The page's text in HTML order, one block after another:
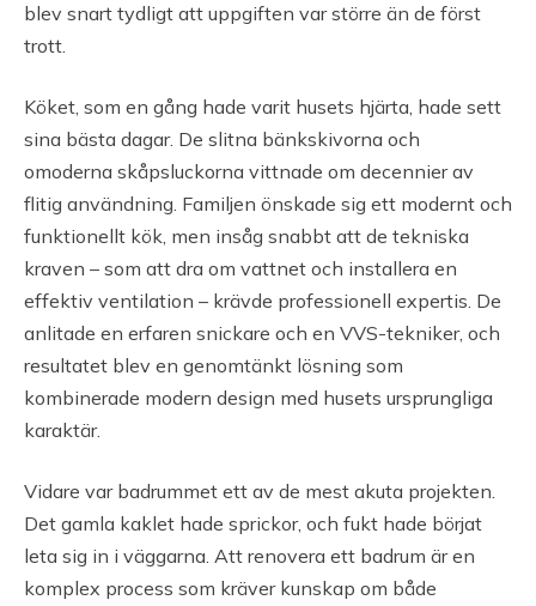
blev snart tydligt att uppgiften var större än de först
trott.
Köket, som en gång hade varit husets hjärta, hade sett
sina bästa dagar. De slitna bänkskivorna och
omoderna skåpsluckorna vittnade om decennier av
flitig användning. Familjen önskade sig ett modernt och
funktionellt kök, men insåg snabbt att de tekniska
kraven – som att dra om vattnet och installera en
effektiv ventilation – krävde professionell expertis. De
anlitade en erfaren snickare och en VVS-tekniker, och
resultatet blev en genomtänkt lösning som
kombinerade modern design med husets ursprungliga
karaktär.
Vidare var badrummet ett av de mest akuta projekten.
Det gamla kaklet hade sprickor, och fukt hade börjat
leta sig in i väggarna. Att renovera ett badrum är en
komplex process som kräver kunskap om både